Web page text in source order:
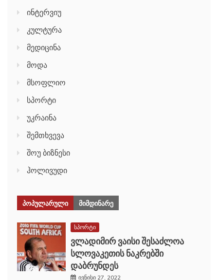
ინტერვიუ
კულტურა
მედიცინა
მოდა
მსოფლიო
სპორტი
უკრაინა
შემთხვევა
შოუ ბიზნესი
ჰოლივუდი
ᲞᲝᲞᲣᲚᲐᲠᲣᲚᲘ ᲛᲘᲛᲓᲘᲜᲐᲠᲔ
სპორტი
ვლადიმირ ვაისი შესაძლოა
სლოვაკეთის ნაკრებში
დაბრუნდეს
ივნისი 27, 2022